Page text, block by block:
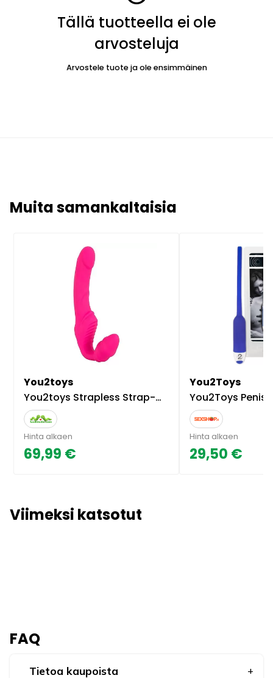
Tällä tuotteella ei ole
arvosteluja
Arvostele tuote ja ole ensimmäinen
Muita samankaltaisia
You2toys
You2toys Strapless Strap-On - Moottoroitu tuplavibraattori, kahdella moottorilla, taivuteltava, silikoninen, ladattava, pinkki
Hinta alkaen
69,99 €
You2Toys
You2Toys
Hinta alkaen
29,50 €
Viimeksi katsotut
FAQ
Tietoa kaupoista